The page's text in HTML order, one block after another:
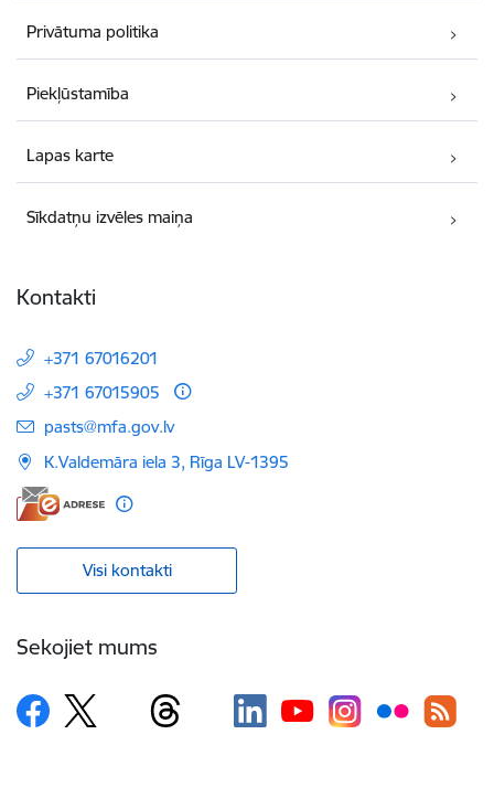
Privātuma politika
Piekļūstamība
Lapas karte
Sīkdatņu izvēles maiņa
Kontakti
+371 67016201
+371 67015905
E-pasts:
pasts@mfa.gov.lv
K.Valdemāra iela 3, Rīga LV-1395
Visi kontakti
Sekojiet mums